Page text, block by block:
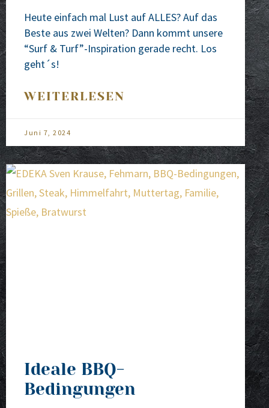
Heu­te ein­fach mal Lust auf ALLES? Auf das
Bes­te aus zwei Wel­ten? Dann kommt unse­re
“Surf & Turf”-Inspiration gera­de recht. Los
geht´s!
WEITERLESEN
Juni 7, 2024
Ideale BBQ-
Bedingungen